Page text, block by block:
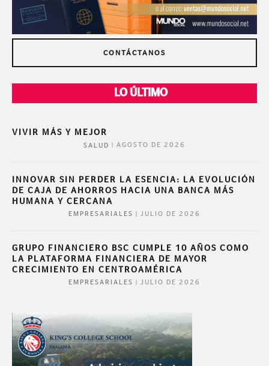
CONTÁCTANOS
LO ÚLTIMO
VIVIR MÁS Y MEJOR
SALUD AGOSTO DE 2026
INNOVAR SIN PERDER LA ESENCIA: LA EVOLUCIÓN
DE CAJA DE AHORROS HACIA UNA BANCA MÁS
HUMANA Y CERCANA
EMPRESARIALES JULIO DE 2026
GRUPO FINANCIERO BSC CUMPLE 10 AÑOS COMO
LA PLATAFORMA FINANCIERA DE MAYOR
CRECIMIENTO EN CENTROAMÉRICA
EMPRESARIALES JULIO DE 2026